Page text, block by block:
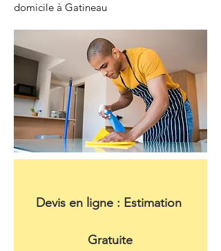
domicile à Gatineau
Devis en ligne : Estimation
Gratuite